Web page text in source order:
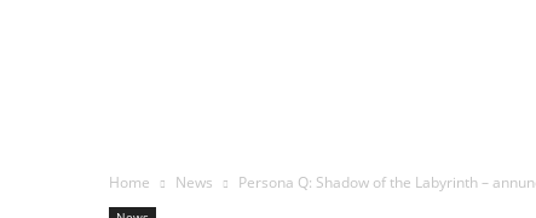
Home News Persona Q: Shadow of the Labyrinth –